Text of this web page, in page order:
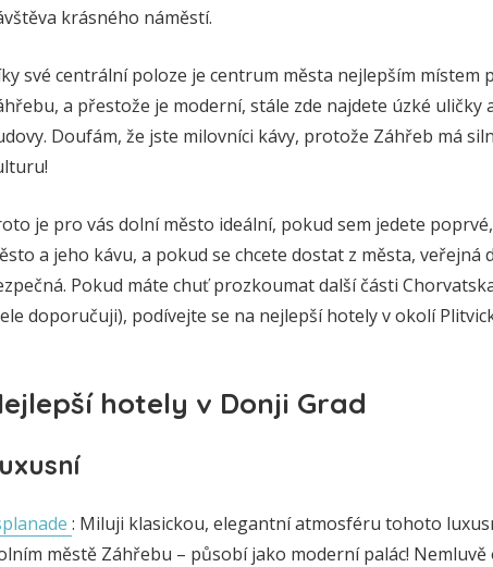
krásného náměstí.
své centrální poloze je centrum města nejlepším místem
a přestože je moderní, stále zde najdete úzké uličky
Doufám, že jste milovníci kávy, protože Záhřeb má
je pro vás dolní město ideální, pokud sem jedete
a jeho kávu, a pokud se chcete dostat z města, veřejná
Pokud máte chuť prozkoumat další části
doporučuji), podívejte se na nejlepší hotely v okolí
hotely v Donji Grad
: Miluji klasickou, elegantní atmosféru tohoto
městě Záhřebu – působí jako moderní palác! Nemluvě